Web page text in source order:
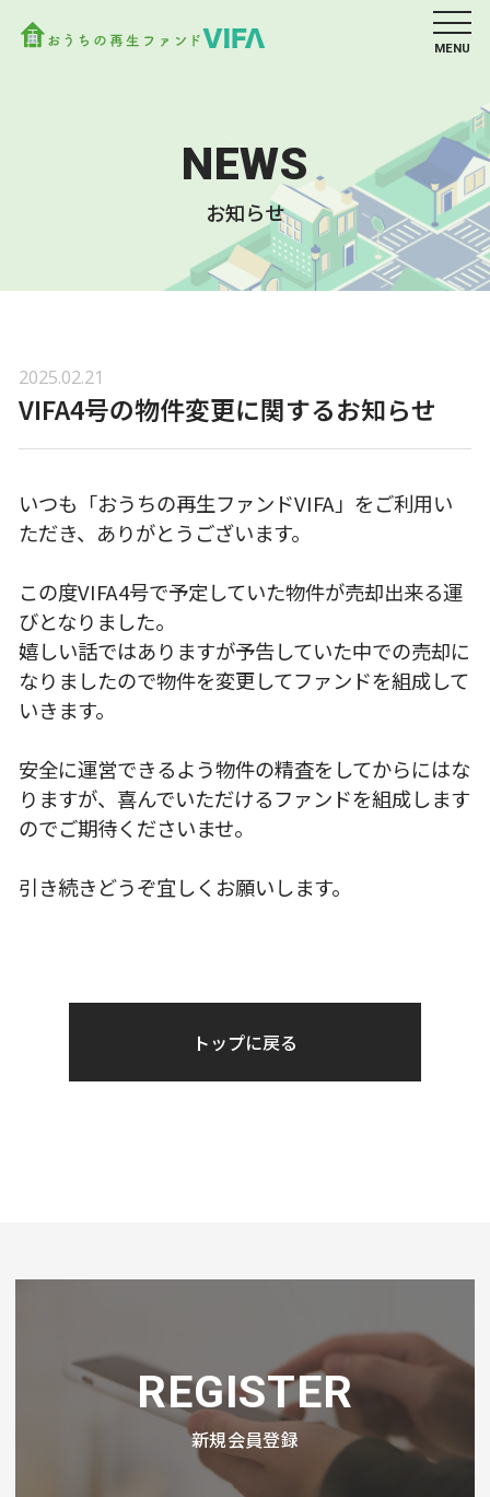
MENU
NEWS
お知らせ
2025.02.21
VIFA4号の物件変更に関するお知らせ
いつも「おうちの再生ファンドVIFA」をご利用い
ただき、ありがとうございます。
この度VIFA4号で予定していた物件が売却出来る運
びとなりました。
嬉しい話ではありますが予告していた中での売却に
なりましたので物件を変更してファンドを組成して
いきます。
安全に運営できるよう物件の精査をしてからにはな
りますが、喜んでいただけるファンドを組成します
のでご期待くださいませ。
引き続きどうぞ宜しくお願いします。
トップに戻る
REGISTER
新規会員登録